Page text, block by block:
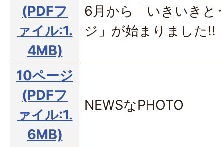
(PDFフ
ァイル:1.
4MB)
6月から「いきいき
ジ」が始まりました!!
10ページ
(PDFフ
ァイル:1.
6MB)
NEWSなPHOTO